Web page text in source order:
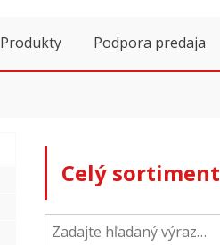
Produkty Podpora predaja
Celý sortiment